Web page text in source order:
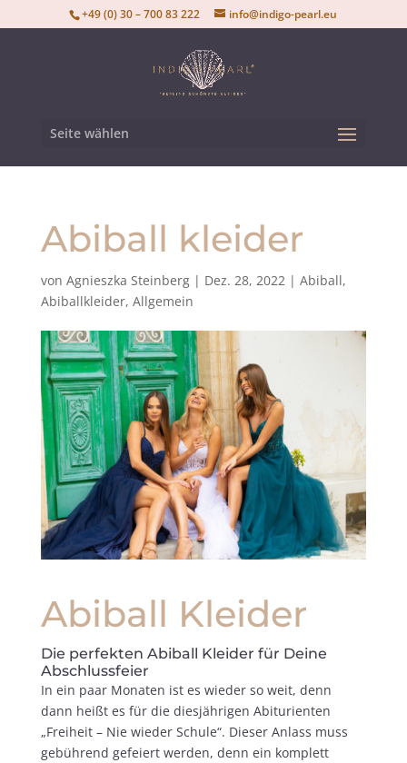
+49 (0) 30 – 700 83 222 info@indigo-pearl.eu
Seite wählen
Abiball kleider
von Agnieszka Steinberg| Dez. 28, 2022| Abiball,
Abiballkleider, Allgemein
Abiball Kleider
Die perfekten Abiball Kleider für Deine
Abschlussfeier
In ein paar Monaten ist es wieder so weit, denn
dann heißt es für die diesjährigen Abiturienten
„Freiheit – Nie wieder Schule“. Dieser Anlass muss
gebührend gefeiert werden, denn ein komplett